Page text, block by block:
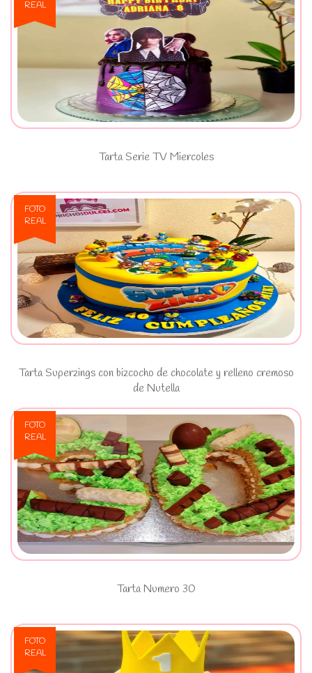
REAL
Ver Tarta Serie TV Miercoles
Tarta Serie TV Miercoles
FOTO
REAL
Ver Tarta Superzings con
bizcocho de chocolate y relleno
cremoso de Nutella
Tarta Superzings con bizcocho de chocolate y relleno cremoso
de Nutella
FOTO
REAL
Ver Tarta Numero 30
Tarta Numero 30
FOTO
REAL